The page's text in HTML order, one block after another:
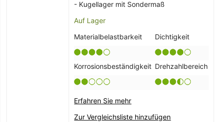
- Kugellager mit Sondermaß
Auf Lager
Materialbelastbarkeit
Dichtigkeit
Korrosionsbeständigkeit Drehzahlbereich
Erfahren Sie mehr
Zur Vergleichsliste hinzufügen